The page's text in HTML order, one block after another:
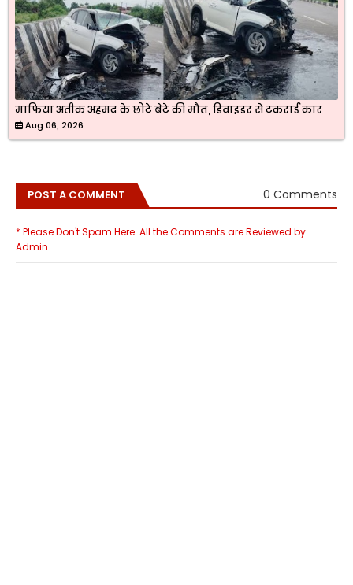
माफिया अतीक अहमद के छोटे बेटे की मौत, डिवाइडर से टकराई कार
Aug 06, 2026
POST A COMMENT 0 Comments
* Please Don't Spam Here. All the Comments are Reviewed by
Admin.